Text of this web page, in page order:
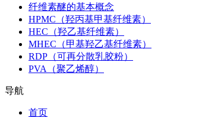
纤维素醚的基本概念
HPMC（羟丙基甲基纤维素）
HEC（羟乙基纤维素）
MHEC（甲基羟乙基纤维素）
RDP（可再分散乳胶粉）
PVA（聚乙烯醇）
导航
首页